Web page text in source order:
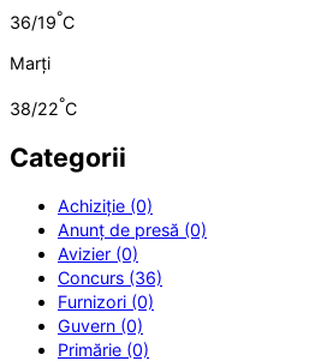
36/19°C
Marți
38/22°C
Categorii
Achiziție (0)
Anunț de presă (0)
Avizier (0)
Concurs (36)
Furnizori (0)
Guvern (0)
Primărie (0)